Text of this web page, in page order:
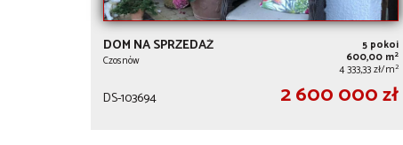
DOM NA SPRZEDAŻ
Czosnów
5 pokoi
600,00 m2
4 333,33 zł/m2
DS-103694 2 600 000 zł